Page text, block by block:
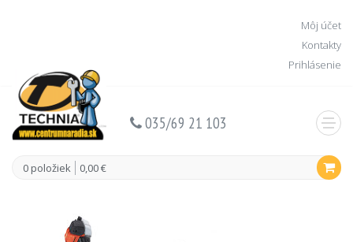
Môj účet
Kontakty
Prihlásenie
0 položiek 0,00 €
035/69 21 103